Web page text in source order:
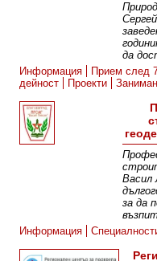
да
Информация
Прием след
дейност
Проекти
Васил
за да
Информация